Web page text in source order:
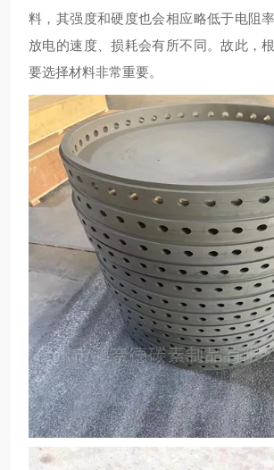
料，其强度和硬度也会相应略低于电阻
放电的速度、损耗会有所不同。故此，
要选择材料非常重要。